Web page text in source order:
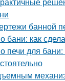
банной
бани: как
печи для